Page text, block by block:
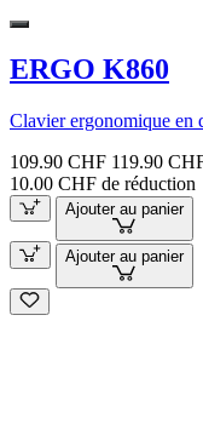
ERGO K860
Clavier ergonomique en
109.90 CHF 119.90
10.00 CHF de réduction
Ajouter au panier
Ajouter au panier